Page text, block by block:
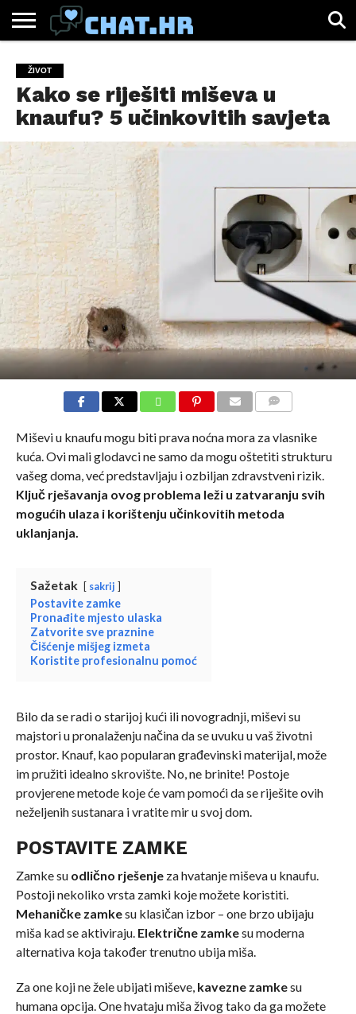
CHAT.HR
ZABAVA
ŽIVOT
VIRALNO
ŽIVOT
Kako se riješiti miševa u
knaufu? 5 učinkovitih savjeta
Miševi u knaufu mogu biti prava noćna mora za vlasnike
kuća. Ovi mali glodavci ne samo da mogu oštetiti strukturu
vašeg doma, već predstavljaju i ozbiljan zdravstveni rizik.
Ključ rješavanja ovog problema leži u zatvaranju svih
mogućih ulaza i korištenju učinkovitih metoda
uklanjanja.
Sažetak sakrij
Postavite zamke
Pronađite mjesto ulaska
Zatvorite sve praznine
Čišćenje mišjeg izmeta
Koristite profesionalnu pomoć
Bilo da se radi o starijoj kući ili novogradnji, miševi su
majstori u pronalaženju načina da se uvuku u vaš životni
prostor. Knauf, kao popularan građevinski materijal, može
im pružiti idealno skrovište. No, ne brinite! Postoje
provjerene metode koje će vam pomoći da se riješite ovih
neželjenih sustanara i vratite mir u svoj dom.
POSTAVITE ZAMKE
Zamke su odlično rješenjeza hvatanje miševa u knaufu.
Postoji nekoliko vrsta zamki koje možete koristiti.
Mehaničke zamkesu klasičan izbor – one brzo ubijaju
miša kad se aktiviraju. Električne zamkesu moderna
alternativa koja također trenutno ubija miša.
Za one koji ne žele ubijati miševe, kavezne zamkesu
humana opcija. One hvataju miša živog tako da ga možete